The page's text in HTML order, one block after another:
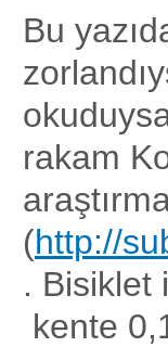
Bu
rakam
(http://
. Bisiklet
kente